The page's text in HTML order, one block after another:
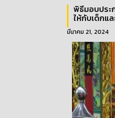
พิธีมอบประ
ให้กับเด็กแ
มีนาคม 21, 2024